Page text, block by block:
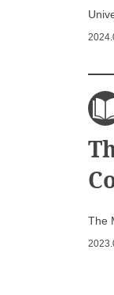
The